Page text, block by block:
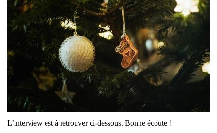
L’interview est à retrouver ci-dessous. Bonne écoute !